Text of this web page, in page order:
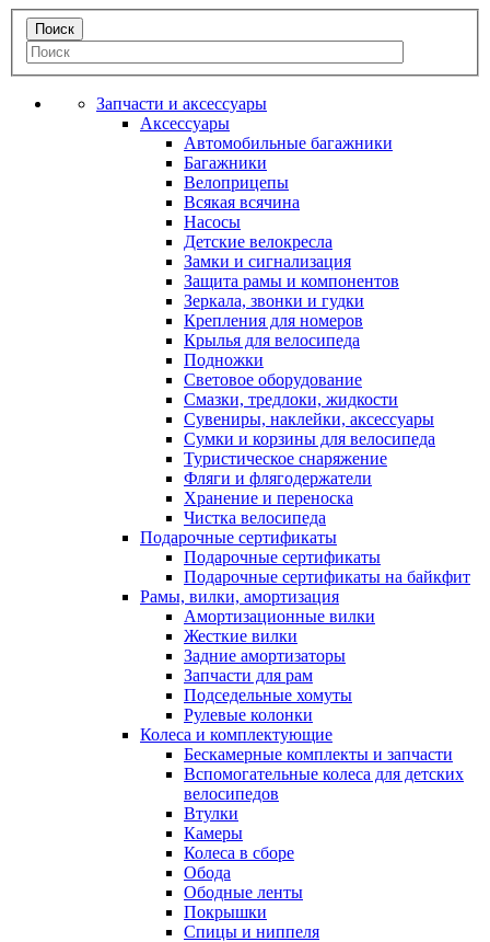
Запчасти и аксессуары
Аксессуары
Автомобильные багажники
Багажники
Велоприцепы
Всякая всячина
Насосы
Детские велокресла
Замки и сигнализация
Защита рамы и компонентов
Зеркала, звонки и гудки
Крепления для номеров
Крылья для велосипеда
Подножки
Световое оборудование
Смазки, тредлоки, жидкости
Сувениры, наклейки, аксессуары
Сумки и корзины для велосипеда
Туристическое снаряжение
Фляги и флягодержатели
Хранение и переноска
Чистка велосипеда
Подарочные сертификаты
Подарочные сертификаты
Подарочные сертификаты на байкфит
Рамы, вилки, амортизация
Амортизационные вилки
Жесткие вилки
Задние амортизаторы
Запчасти для рам
Подседельные хомуты
Рулевые колонки
Колеса и комплектующие
Бескамерные комплекты и запчасти
Вспомогательные колеса для детских
велосипедов
Втулки
Камеры
Колеса в сборе
Обода
Ободные ленты
Покрышки
Спицы и ниппеля